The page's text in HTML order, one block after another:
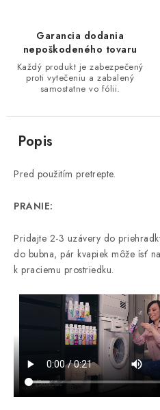
Garancia dodania
nepoškodeného tovaru
Každý produkt je zabezpečený
proti vytečeniu a zabalený
samostatne vo fólii.
Popis
Pred použitím pretrepte.
PRANIE:
Pridajte 2-3 uzávery do
do bubna, pár kvapiek môže ísť
k praciemu prostriedku.